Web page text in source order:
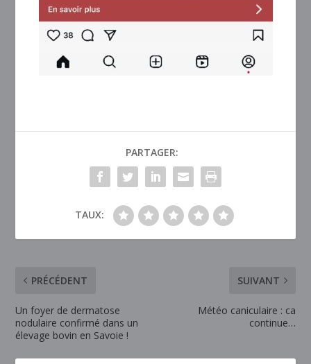
PARTAGER:
TAUX:
PRÉCÉDENT
Un foyer de dermatose
nodulaire confirmé dans un
élevage bovin en Savoie !
SUIVANT
Météo caniculaire : ca
continue…